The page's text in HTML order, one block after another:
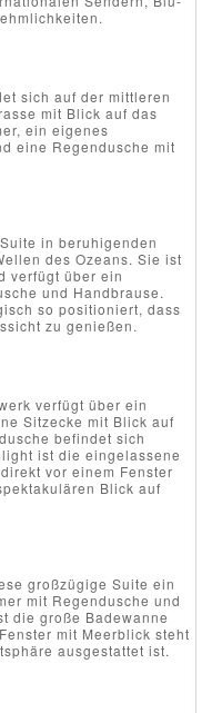
sich auf der mittleren
mit Blick auf das
ein eigenes
eine Regendusche mit
in beruhigenden
des Ozeans. Sie ist
verfügt über ein
und Handbrause.
so positioniert, dass
zu genießen.
verfügt über ein
Sitzecke mit Blick auf
befindet sich
ist die eingelassene
vor einem Fenster
Blick auf
großzügige Suite ein
mit Regendusche und
die große Badewanne
mit Meerblick steht
ausgestattet ist.